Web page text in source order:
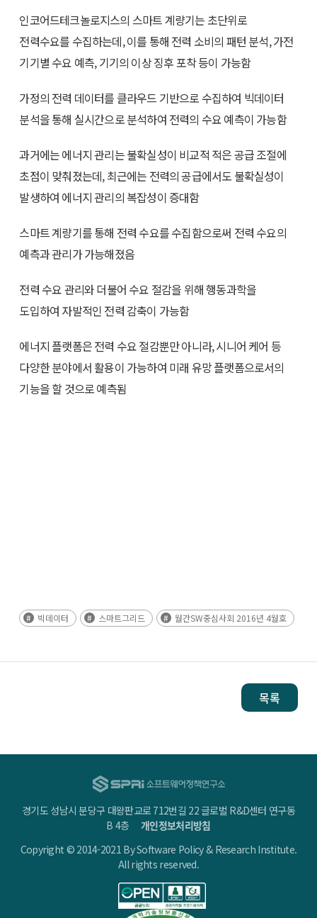
인코어드테크놀로지스의 스마트 계량기는 초단위로
전력수요를 수집하는데, 이를 통해 전력 소비의 패턴 분석, 가전
기기별 수요 예측, 기기의 이상 징후 포착 등이 가능함
가정의 전력 데이터를 클라우드 기반으로 수집하여 빅데이터
분석을 통해 실시간으로 분석하여 전력의 수요 예측이 가능함
과거에는 에너지 관리는 불확실성이 비교적 적은 공급 조절에
초점이 맞춰졌는데, 최근에는 전력의 공급에서도 불확실성이
발생하여 에너지 관리의 복잡성이 증대함
스마트 계량기를 통해 전력 수요를 수집함으로써 전력 수요의
예측과 관리가 가능해졌음
전력 수요 관리와 더불어 수요 절감을 위해 행동과학을
도입하여 자발적인 전력 감축이 가능함
에너지 플랫폼은 전력 수요 절감뿐만 아니라, 시니어 케어 등
다양한 분야에서 활용이 가능하여 미래 유망 플랫폼으로서의
기능을 할 것으로 예측됨
빅데이터 스마트그리드 월간SW중심사회 2016년 4월호
목록
경기도 성남시 분당구 대왕판교로 712번길 22 글로벌 R&D센터 연구동
B 4층개인정보처리방침
Copyright © 2014-2021 By Software Policy & Research Institute.
All rights reserved.